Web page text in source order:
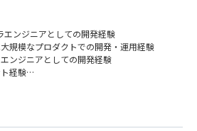
のは、銀行の「Re-Design（再デザイン）」
。
業務プロセス等すべてをゼロベースから設
されるかもしれませんが、みんなの銀行は既
チャー、スタートアップ的な組織です。
ンジニアとしての開発経験
規模なプロダクトでの開発・運用経験
ンジニアとしての開発経験
経験
経験
の調整経験